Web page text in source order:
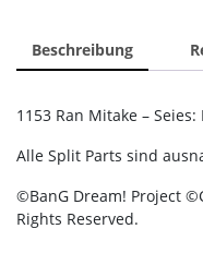
Beschreibung
1153 Ran Mitake –
Alle Split Parts sind
©BanG Dream! Project
Rights Reserved.